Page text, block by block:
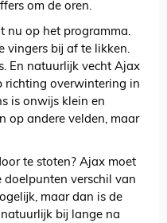
om de oren.
nu op het programma.
vingers bij af te likken.
En natuurlijk vecht Ajax
richting overwintering in
is onwijs klein en
op andere velden, maar
te stoten? Ajax moet
verschil van
maar dan is de
bij lange na